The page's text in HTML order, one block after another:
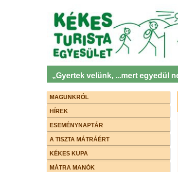
„Gyertek velünk, ...mert egyedül
MAGUNKRÓL
HÍREK
ESEMÉNYNAPTÁR
A TISZTA MÁTRÁÉRT
KÉKES KUPA
MÁTRA MANÓK